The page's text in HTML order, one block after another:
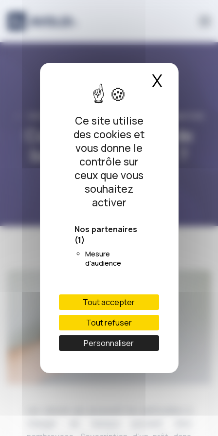
Panneau de gestion des cookies
Ce site utilise
des cookies et
vous donne le
contrôle sur
ceux que vous
souhaitez
activer
Nos partenaires
(1)
Mesure
d'audience
Tout accepter
Tout refuser
Personnaliser
X
DROIT BANCAIRE / DROIT DE LA CONSOMMATION
Comment changer de
banque facilement ?
29/12/2020